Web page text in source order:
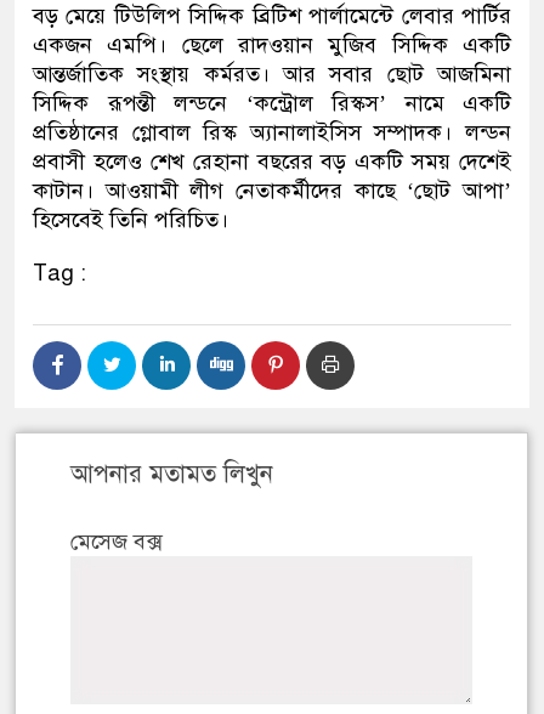
বড় মেয়ে টিউলিপ সিদ্দিক ব্রিটিশ পার্লামেন্টে লেবার পার্টির
একজন এমপি। ছেলে রাদওয়ান মুজিব সিদ্দিক একটি
আন্তর্জাতিক সংস্থায় কর্মরত। আর সবার ছোট আজমিনা
সিদ্দিক রূপন্তী লন্ডনে ‘কন্ট্রোল রিস্কস’ নামে একটি
প্রতিষ্ঠানের গ্লোবাল রিস্ক অ্যানালাইসিস সম্পাদক। লন্ডন
প্রবাসী হলেও শেখ রেহানা বছরের বড় একটি সময় দেশেই
কাটান। আওয়ামী লীগ নেতাকর্মীদের কাছে ‘ছোট আপা’
হিসেবেই তিনি পরিচিত।
Tag :
আপনার মতামত লিখুন
মেসেজ বক্স